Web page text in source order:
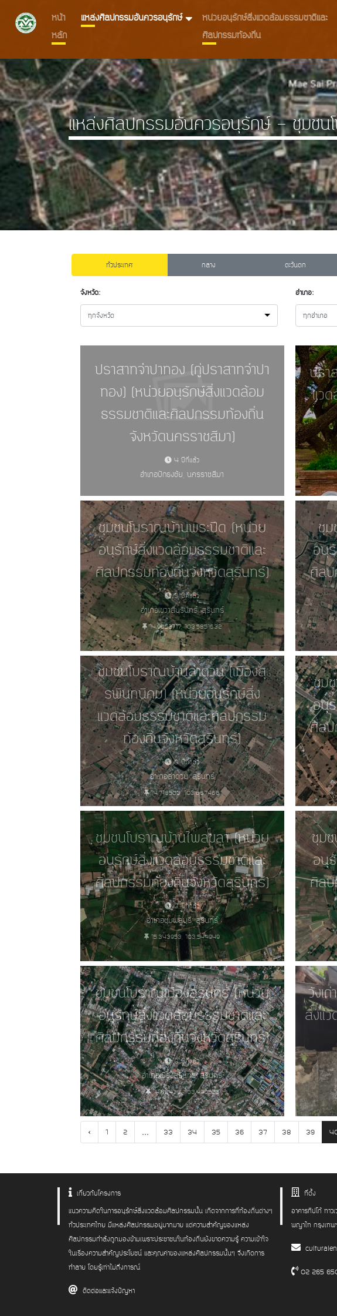
หน้า
หลัก
แหล่งศิลปกรรมอันควรอนุรักษ์
หน่วยอนุรักษ์สิ่งแวดล้อมธรรมชาติและ
ศิลปกรรมท้องถิ่น
แหล่งศิลปกรรมอันควรอนุรักษ์ - ชุมชน
ทั่วประเทศ กลาง ตะวันตก
จังหวัด:
ทุกจังหวัด
อำเภอ:
ทุกอำเภอ
ปราสาทจำปาทอง (กู่ปราสาทจำปา
ทอง) (หน่วยอนุรักษ์สิ่งแวดล้อม
ธรรมชาติและศิลปกรรมท้องถิ่น
จังหวัดนครราชสีมา)
4 ปีที่แล้ว
อำเภอปักธงชัย, นครราชสีมา
ปรา
แว
ชุมชนโบราณบ้านพระปืด (หน่วย
อนุรักษ์สิ่งแวดล้อมธรรมชาติและ
ศิลปกรรมท้องถิ่นจังหวัดสุรินทร์)
3 ปีที่แล้ว
อำเภอเขวาสินรินทร์, สุรินทร์
14.9652717, 103.5851632
ชุม
อนุ
ศิลป
ชุมชนโบราณบ้านลำดวน (เมืองสุ
รพินทนิคม) (หน่วยอนุรักษ์สิ่ง
แวดล้อมธรรมชาติและศิลปกรรม
ท้องถิ่นจังหวัดสุรินทร์)
3 ปีที่แล้ว
อำเภอลำดวน, สุรินทร์
14.718503, 103.667466
ชุม
อนุ
ศิลป
ชุมชนโบราณบ้านไพลขลา (หน่วย
อนุรักษ์สิ่งแวดล้อมธรรมชาติและ
ศิลปกรรมท้องถิ่นจังหวัดสุรินทร์)
3 ปีที่แล้ว
อำเภอชุมพลบุรี, สุรินทร์
15.343953, 103.544949
ชุม
อนุ
ศิลป
ชุมชนโบราณเมืองสุรินทร์ (หน่วย
อนุรักษ์สิ่งแวดล้อมธรรมชาติและ
ศิลปกรรมท้องถิ่นจังหวัดสุรินทร์)
3 ปีที่แล้ว
อำเภอเมืองสุรินทร์, สุรินทร์
14.88433, 103.490522
วังเ
สิ่งแ
‹ 1 2 ... 33 34 35 36 37 38 39
เกี่ยวกับโครงการ
แนวความคิดในการอนุรักษ์สิ่งแวดล้อมศิลปกรรมนั้น เกิดจากการที่ท้องถิ่นต่างๆ
ทั่วประเทศไทย มีแหล่งศิลปกรรมอยู่มากมาย แต่ความสำคัญของแหล่ง
ศิลปกรรมกำลังถูกมองข้ามเพราะประชาชนในท้องถิ่นยังขาดความรู้ ความเข้าใจ
ในเรื่องความสำคัญประโยชน์ และคุณค่าของแหล่งศิลปกรรมนั้นๆ จึงเกิดการ
ทำลาย โดยรู้เท่าไม่ถึงการณ์
ติดต่อและแจ้งปัญหา
ที่ตั้ง
อาคารทิปโก้ ทา
พญาไท กรุงเท
02 265